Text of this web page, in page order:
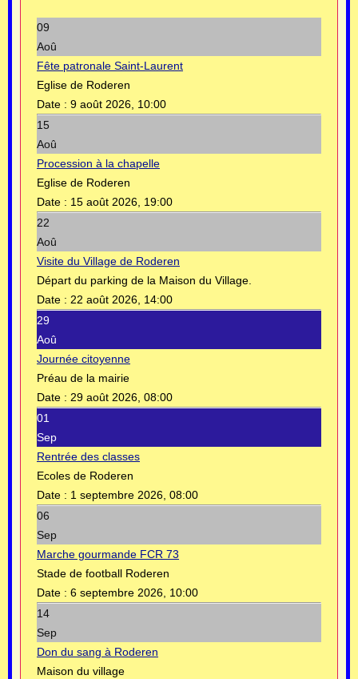
09
Aoû
Fête patronale Saint-Laurent
Eglise de Roderen
Date : 9 août 2026, 10:00
15
Aoû
Procession à la chapelle
Eglise de Roderen
Date : 15 août 2026, 19:00
22
Aoû
Visite du Village de Roderen
Départ du parking de la Maison du Village.
Date : 22 août 2026, 14:00
29
Aoû
Journée citoyenne
Préau de la mairie
Date : 29 août 2026, 08:00
01
Sep
Rentrée des classes
Ecoles de Roderen
Date : 1 septembre 2026, 08:00
06
Sep
Marche gourmande FCR 73
Stade de football Roderen
Date : 6 septembre 2026, 10:00
14
Sep
Don du sang à Roderen
Maison du village